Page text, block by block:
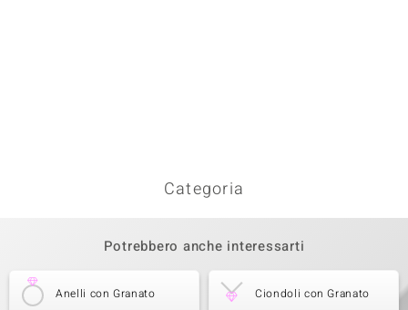
Categoria
Potrebbero anche interessarti
Anelli con Granato Ciondoli con Granato